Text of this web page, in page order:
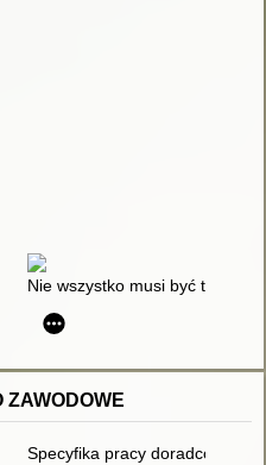
wewnętrzny spokój i
Nie wszystko musi być trudne :
spojrzenie na zdrowie
ZAWODOWE
zawodowego : przewodnik
Specyfika pracy doradców